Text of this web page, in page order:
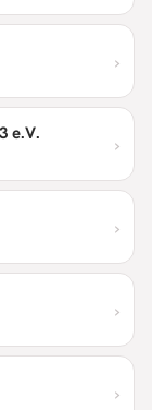
›
e.V. ›
›
›
›